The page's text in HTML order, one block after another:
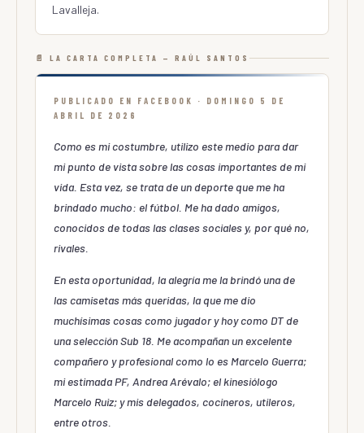
Lavalleja.
📄 LA CARTA COMPLETA — RAÚL SANTOS
PUBLICADO EN FACEBOOK · DOMINGO 5 DE
ABRIL DE 2026
Como es mi costumbre, utilizo este medio para dar
mi punto de vista sobre las cosas importantes de mi
vida. Esta vez, se trata de un deporte que me ha
brindado mucho: el fútbol. Me ha dado amigos,
conocidos de todas las clases sociales y, por qué no,
rivales.
En esta oportunidad, la alegría me la brindó una de
las camisetas más queridas, la que me dio
muchísimas cosas como jugador y hoy como DT de
una selección Sub 18. Me acompañan un excelente
compañero y profesional como lo es Marcelo Guerra;
mi estimada PF, Andrea Arévalo; el kinesiólogo
Marcelo Ruiz; y mis delegados, cocineros, utileros,
entre otros.